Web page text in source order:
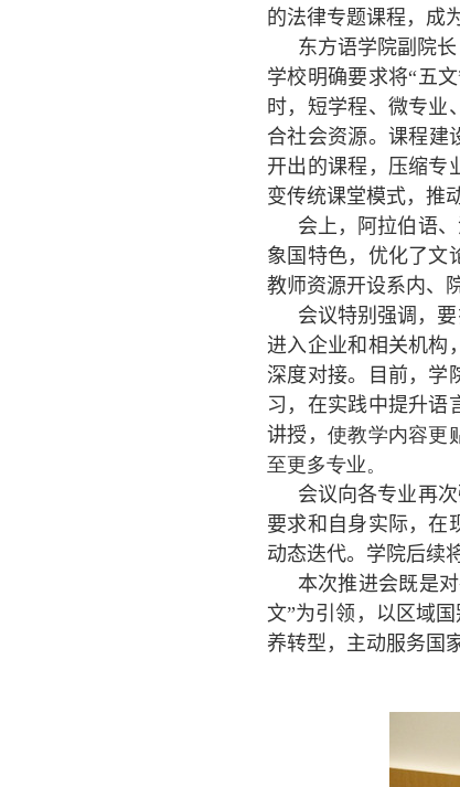
的法律专题课程，成
东方语学院副院
学校明确要求将“五
时，短学程、微专业
合社会资源。课程建
开出的课程，压缩专
变传统课堂模式，推
会上，阿拉伯语
象国特色，优化了文
教师资源开设系内、
会议特别强调，
进入企业和相关机构
深度对接。目前，学
习，在实践中提升语
讲授， 使教学内容更
至更多专业。
会议向各专业再
要求和自身实际，在
动态迭代。学院后续
本次推进会既是
文”为引领，以区域
养转型，主动服务国